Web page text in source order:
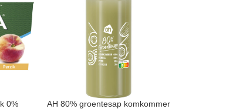
0% AH 80% groentesap komkommer